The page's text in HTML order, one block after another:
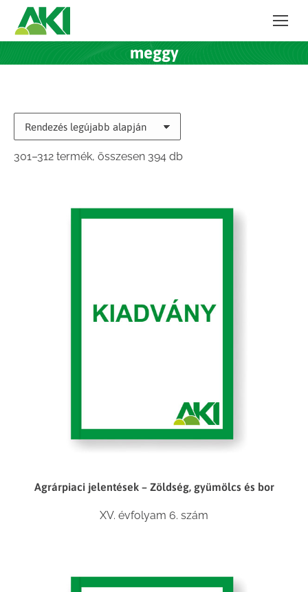
meggy
301–312 termék, összesen 394 dbSorted
Agrárpiaci jelentések – Zöldség, gyümölcs és bor
XV. évfolyam 6. szám